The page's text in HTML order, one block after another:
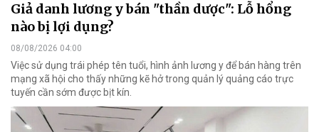
Giả danh lương y bán "thần dược": Lỗ hổng
nào bị lợi dụng?
08/08/2026 04:00
Việc sử dụng trái phép tên tuổi, hình ảnh lương y để bán hàng trên
mạng xã hội cho thấy những kẽ hở trong quản lý quảng cáo trực
tuyến cần sớm được bịt kín.